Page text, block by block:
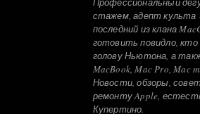
стажем, адепт культа
последний из клана
готовить повидло, кто
голову Ньютона, а
MacBook, Mac Pro, Mac
Новости, обзоры,
ремонту Apple,
Купертино.